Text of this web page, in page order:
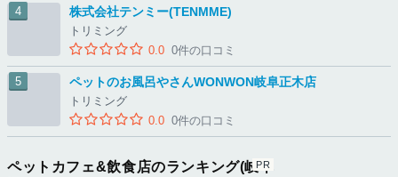
株式会社テンミー(TENMME)
トリミング
0.0 0件の口コミ
ペットのお風呂やさんWONWON岐阜正木店
トリミング
0.0 0件の口コミ
ペットカフェ&飲食店のランキング(岐阜